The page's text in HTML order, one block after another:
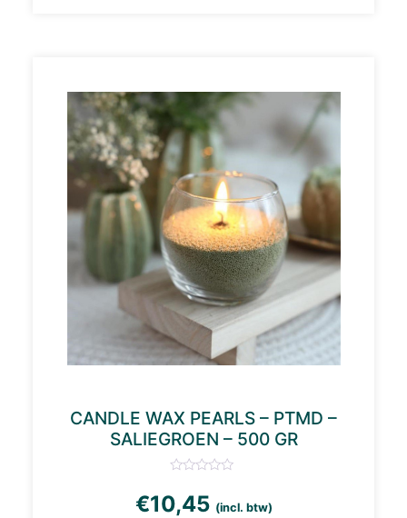
CANDLE WAX PEARLS – PTMD –
SALIEGROEN – 500 GR
€10,45 (incl. btw)